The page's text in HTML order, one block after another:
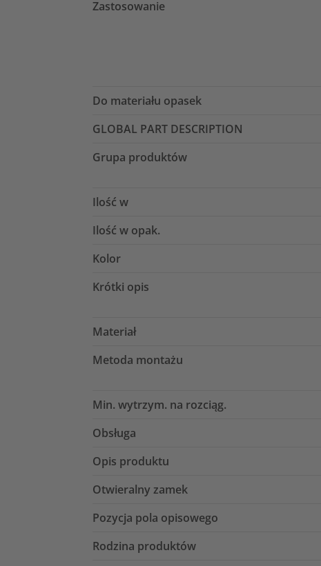
Zastosowanie
Do materiału opasek
GLOBAL PART DESCRIPTION
Grupa produktów
Ilość w
Ilość w opak.
Kolor
Krótki opis
Materiał
Metoda montażu
Min. wytrzym. na rozciąg.
Obsługa
Opis produktu
Otwieralny zamek
Pozycja pola opisowego
Rodzina produktów